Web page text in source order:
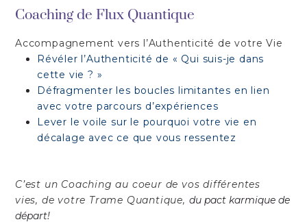
Coaching de Flux Quantique
Accompagnement vers l’Authenticité de votre Vie
Révéler l’Authenticité de « Qui suis-je dans
cette vie ? »
Défragmenter les boucles limitantes en lien
avec votre parcours d’expériences
Lever le voile sur le pourquoi votre vie en
décalage avec ce que vous ressentez
C’est un Coaching au coeur de vos différentes
vies, de votre Trame Quantique, du pact karmique de
départ!